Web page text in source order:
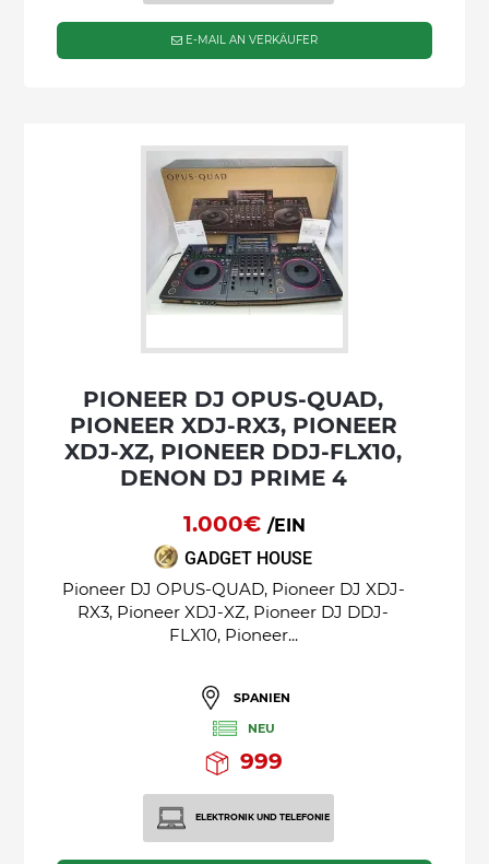
E-MAIL AN VERKÄUFER
PIONEER DJ OPUS-QUAD,
PIONEER XDJ-RX3, PIONEER
XDJ-XZ, PIONEER DDJ-FLX10,
DENON DJ PRIME 4
1.000€ /EIN
GADGET HOUSE
Pioneer DJ OPUS-QUAD, Pioneer DJ XDJ-
RX3, Pioneer XDJ-XZ, Pioneer DJ DDJ-
FLX10, Pioneer...
SPANIEN
NEU
999
ELEKTRONIK UND TELEFONIE